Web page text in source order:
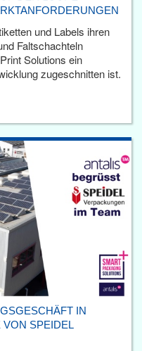
und Labels ihren
Faltschachteln
Solutions ein
zugeschnitten ist.
IN
SPEIDEL